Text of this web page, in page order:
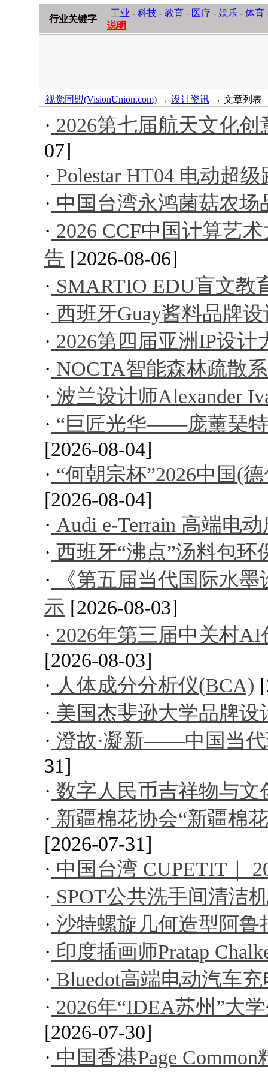
行业关键字
工业 - 科技 - 教育 - 医疗 - 娱乐 - 体育
说明
视觉同盟(VisionUnion.com) → 设计资讯 → 文章列表
· 2026第七届航天文化
07]
· Polestar HT04 电动超级
· 中国台湾永鸿菌菇农场
· 2026 CCF中国计算艺
告 [2026-08-06]
· SMARTIO EDU盲文教
· 西班牙Guay酱料品牌设
· 2026第四届亚洲IP设计
· NOCTA智能森林疏散
· 波兰设计师Alexander
· “巨匠光华——庞薰琹特
[2026-08-04]
· “何朝宗杯”2026中国(
[2026-08-04]
· Audi e-Terrain 高端电
· 西班牙“沸点”汤料包环
· 《第五届当代国际水
示 [2026-08-03]
· 2026年第三届中关村
[2026-08-03]
· 人体成分分析仪(BCA)
· 美国杰斐逊大学品牌设
· 澄故·凝新——中国当
31]
· 数字人民币吉祥物与文
· 新疆棉花协会“新疆棉
[2026-07-31]
· 中国台湾 CUPETIT｜
· SPOT公共洗手间清洁
· 沙特螺旋几何造型阿鲁
· 印度插画师Pratap
· Bluedot高端电动汽车
· 2026年“IDEA苏州”大
[2026-07-30]
· 中国香港Page